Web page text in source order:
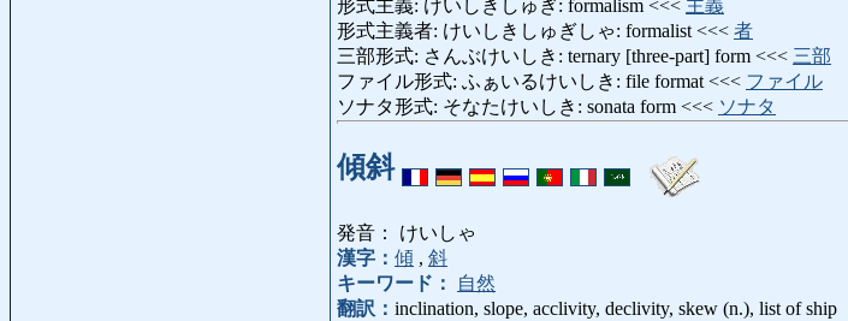
形式主義: けいしきしゅぎ: formalism <<< 主義
形式主義者: けいしきしゅぎしゃ: formalist <<< 者
三部形式: さんぶけいしき: ternary [three-part] form <<< 三部
ファイル形式: ふぁいるけいしき: file format <<< ファイル
ソナタ形式: そなたけいしき: sonata form <<< ソナタ
傾斜
発音： けいしゃ
漢字： 傾 , 斜
キーワード：
自然
翻訳： inclination, slope, acclivity, declivity, skew (n.), list of ship